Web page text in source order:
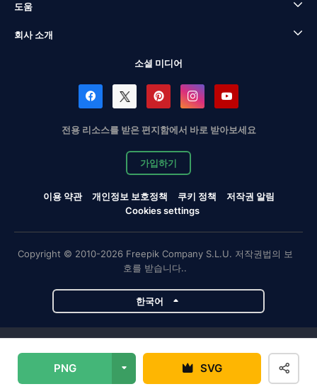
PNG SVG
도움
회사 소개
소셜 미디어
전용 리소스를 받은 편지함에서 바로 받아보세요
가입하기
이용 약관 개인정보 보호정책 쿠키 정책
저작권 알림
Cookies settings
Copyright © 2010-2026 Freepik Company S.L.U. 저작권법의 보
호를 받습니다..
한국어